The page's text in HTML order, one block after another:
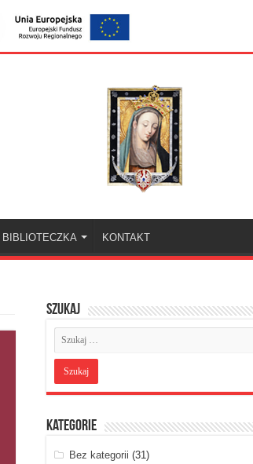
BIBLIOTECZKA KONTAKT
Szukaj
Kategorie
Bez kategorii (31)